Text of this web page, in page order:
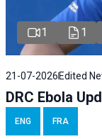
1 1
21-07-2026 Edited
DRC Ebola
ENG FRA